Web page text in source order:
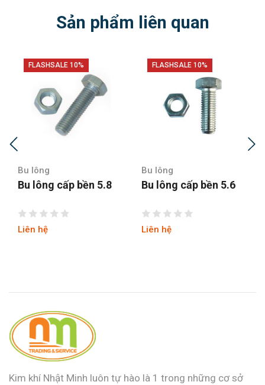
Sản phẩm liên quan
FLASHSALE 10%
Bu lông
Bu lông cấp bền 5.8
Liên hệ
FLASHSALE 10%
Bu lông
Bu lông cấp bền 5.6
Liên hệ
Kim khí Nhật Minh luôn tự hào là 1 trong những cơ sở